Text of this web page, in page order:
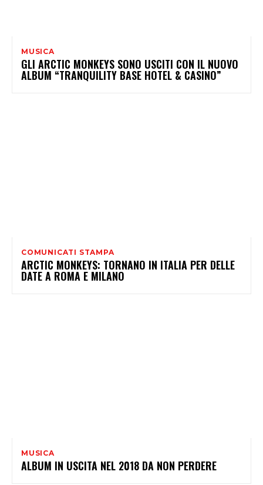
MUSICA
GLI ARCTIC MONKEYS SONO USCITI CON IL NUOVO
ALBUM “TRANQUILITY BASE HOTEL & CASINO”
COMUNICATI STAMPA
ARCTIC MONKEYS: TORNANO IN ITALIA PER DELLE
DATE A ROMA E MILANO
MUSICA
ALBUM IN USCITA NEL 2018 DA NON PERDERE